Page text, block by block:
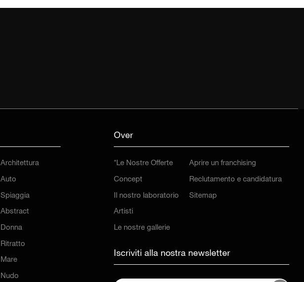
Architettura
Auto
Spiaggia
Abstract
Donna
Ritratto
Mare
Nudo
Over
*Le Nostre Offerte
Concept
Il nostro laboratorio
Artisti
Le nostre gallerie
Aprire un franchising
Reclutamento e candidatura
Sitemap
Iscriviti alla nostra newsletter